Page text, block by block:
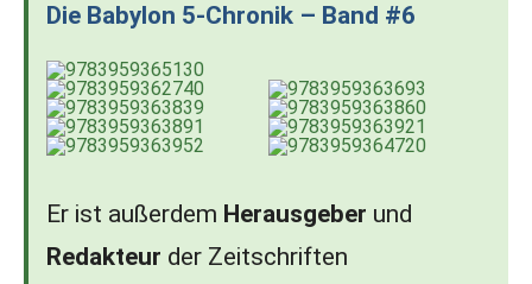
Die Babylon 5-Chronik – Band #6
Er ist außerdem Herausgeber und
Redakteur der Zeitschriften